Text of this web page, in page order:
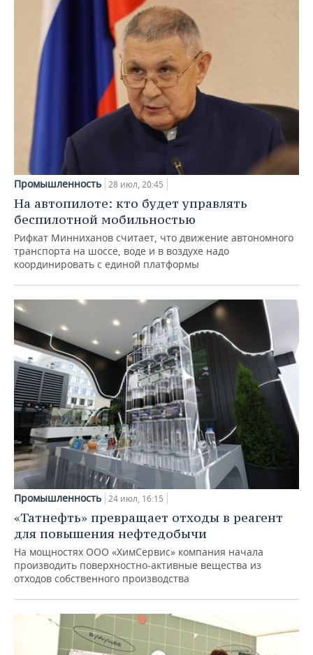
Промышленность 28 июл, 20:45
На автопилоте: кто будет управлять
беспилотной мобильностью
Рифкат Минниханов считает, что движение автономного
транспорта на шоссе, воде и в воздухе надо
координировать с единой платформы
Промышленность 24 июл, 16:15
«Татнефть» превращает отходы в реагент
для повышения нефтедобычи
На мощностях ООО «ХимСервис» компания начала
производить поверхностно-активные вещества из
отходов собственного производства